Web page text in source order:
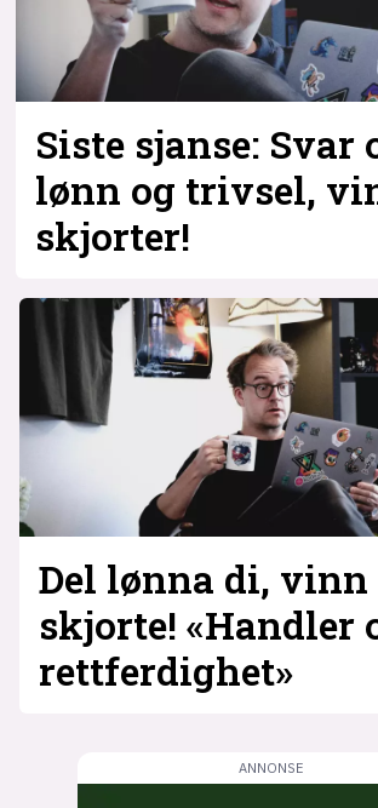
Siste sjanse: Svar
lønn og trivsel,
skjorter!
Del lønna di, vinn
skjorte! «Handler
rettferdighet»